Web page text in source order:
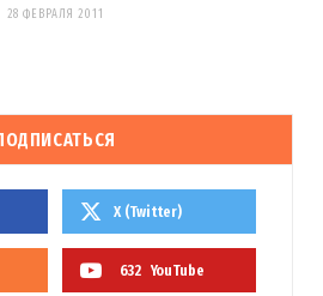
28 ФЕВРАЛЯ 2011
X (Twitter)
632 YouTube